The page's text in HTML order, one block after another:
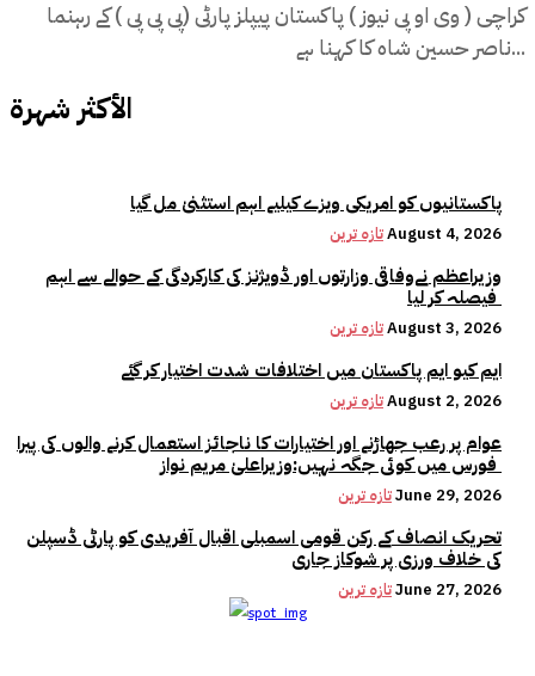
کراچی ( وی او پی نیوز ) پاکستان پیپلز پارٹی (پی پی پی ) کے رہنما
ناصر حسین شاہ کا کہنا ہے...
الأكثر شهرة
پاکستانیوں کو امریکی ویزے کیلیے اہم استثنیٰ مل گیا
تازہ ترینAugust 4, 2026
وزیراعظم نےوفاقی وزارتوں اور ڈویژنز کی کارکردگی کے حوالے سے اہم
تازہ ترینAugust 3, 2026
ایم کیو ایم پاکستان میں اختلافات شدت اختیار کر گئے
تازہ ترینAugust 2, 2026
عوام پر رعب جھاڑنے اور اختیارات کا ناجائز استعمال کرنے والوں کی پیرا
تازہ ترینJune 29, 2026
تحریک انصاف کے رکن قومی اسمبلی اقبال آفریدی کو پارٹی ڈسپلن
کی خلاف ورزی پر شوکاز جاری
تازہ ترینJune 27, 2026